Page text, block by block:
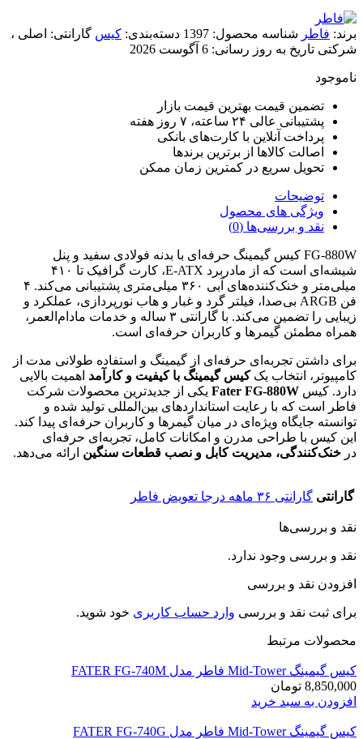
برند: فاطر شناسه محصول: 1397 دسته‌بندی: کیس گارانتی: اصلی ،
شرکتی تاریخ به روز رسانی: 6 آگوست 2026
ناموجود
تضمین قیمت بهترین قیمت بازار
پشتیبانی عالی ۲۴ ساعته، ۷ روز هفته
پرداخت آنلاین با کارت‌های بانکی
اصالت کالاها از برترین برندها
تحویل سریع در کمترین زمان ممکن
توضیحات
ویژگی های محصول
نقد و بررسی‌ها (0)
FG-880W کیس گیمینگ حرفه‌ای با بدنه فولادی سفید و پنل
شیشه‌ای است که از مادربرد E-ATX، کارت گرافیک تا ۴۱۰
میلی‌متر و خنک‌کننده‌های آبی ۳۶۰ میلی‌متری پشتیبانی می‌کند. ۴
فن ARGB بی‌صدا، فیلتر گرد و غبار و هاب نورپردازی، عملکرد و
زیبایی را تضمین می‌کند. با گارانتی ۳ ساله و خدمات مادام‌العمر،
همراه مطمئن گیمرها و کاربران حرفه‌ای است.
برای داشتن تجربه‌ای حرفه‌ای از گیمینگ و استفاده طولانی مدت از
کامپیوتر، انتخاب یککیس گیمینگ با کیفیت و کارآمد اهمیت بالایی
دارد. کیس Fater FG-880W یکی از جدیدترین محصولات شرکت
فاطر است که با رعایت استانداردهای بین‌المللی تولید شده و
توانسته جایگاه ویژه‌ای در میان گیمرها و کاربران حرفه‌ای پیدا کند.
این کیس با طراحی مدرن و امکانات کامل، تجربه‌ای حرفه‌ای
در خنک‌کنندگی، مدیریت کابل و نصب قطعات سنگین ارائه می‌دهد.
گارانتی گارانتی ۳۶ ماهه درجا تعویض فاطر
نقد و بررسی‌ها
نقد و بررسی وجود ندارد.
افزودن نقد و بررسی
برای ثبت نقد و بررسی وارد حساب کاربری خود شوید.
محصولات مرتبط
کیس گیمینگ Mid-Tower فاطر مدل FATER FG-740M
8,850,000 تومان
افزودن به سبد خرید
کیس گیمینگ Mid-Tower فاطر مدل FATER FG-740G